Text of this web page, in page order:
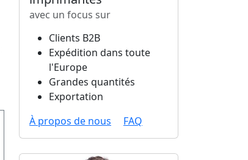
avec un focus sur
Clients B2B
Expédition dans toute
l'Europe
Grandes quantités
Exportation
À propos de nous
FAQ